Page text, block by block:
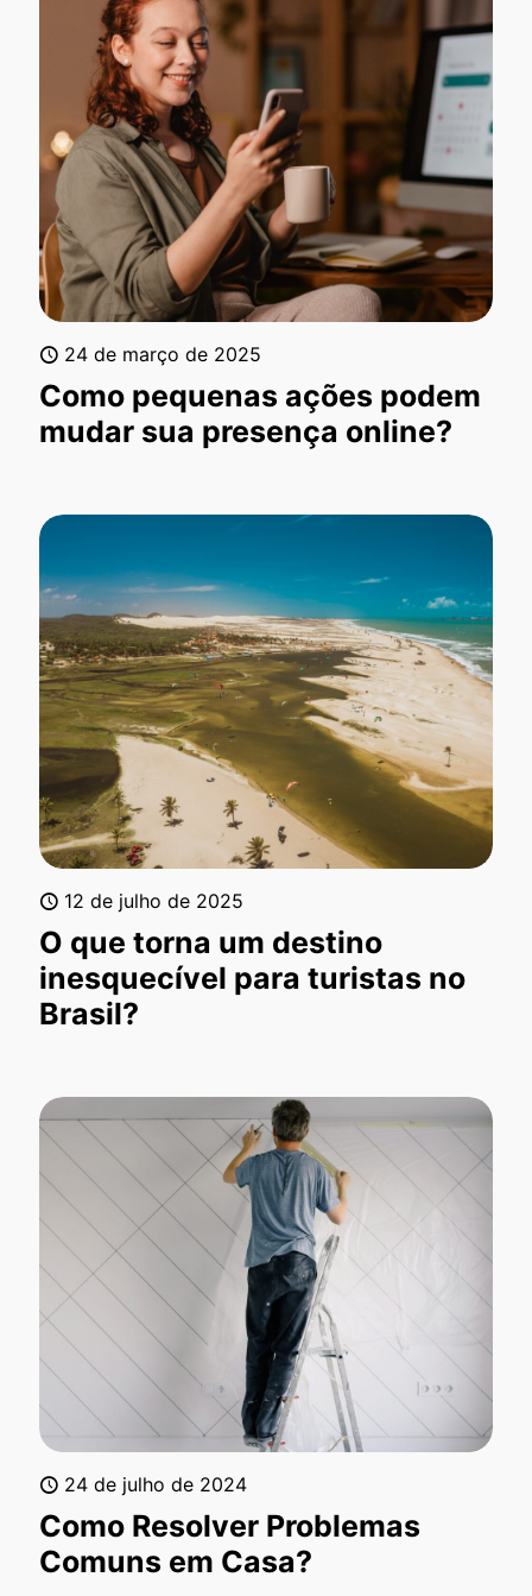
24 de março de 2025
Como pequenas ações podem
mudar sua presença online?
12 de julho de 2025
O que torna um destino
inesquecível para turistas no
Brasil?
24 de julho de 2024
Como Resolver Problemas
Comuns em Casa?